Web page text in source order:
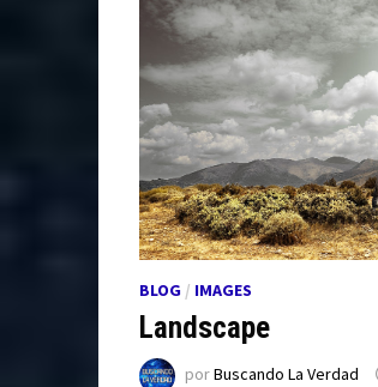
BLOG/ IMAGES
Landscape
porBuscando La Verdad